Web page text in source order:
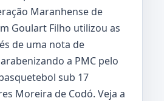
Maranhense de
Goulart Filho utilizou as
de uma nota de
a PMC pelo
sub 17
Moreira de Codó. Veja a